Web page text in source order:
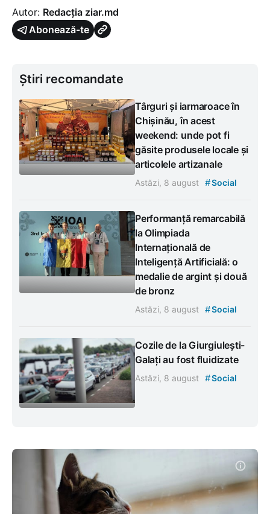
Autor: Redacția ziar.md
Abonează-te
Știri recomandate
Târguri și iarmaroace în
Chișinău, în acest
weekend: unde pot fi
găsite produsele locale și
articolele artizanale
Astăzi, 8 august #Social
Performanță remarcabilă
la Olimpiada
Internațională de
Inteligență Artificială: o
medalie de argint și două
de bronz
Astăzi, 8 august #Social
Cozile de la Giurgiulești-
Galați au fost fluidizate
Astăzi, 8 august #Social